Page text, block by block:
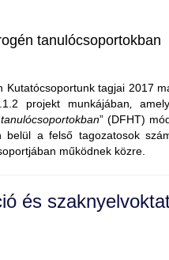
tanulócsoportokban
Kutatócsoportunk tagjai 2017
projekt
munkájában ,
” (DFHT)
belül a felső tagozatosok
működnek közre.
és